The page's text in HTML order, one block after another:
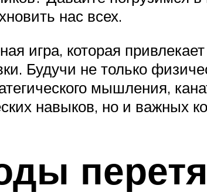
нас всех.
игра, которая
Будучи не только
мышления,
навыков, но и важных